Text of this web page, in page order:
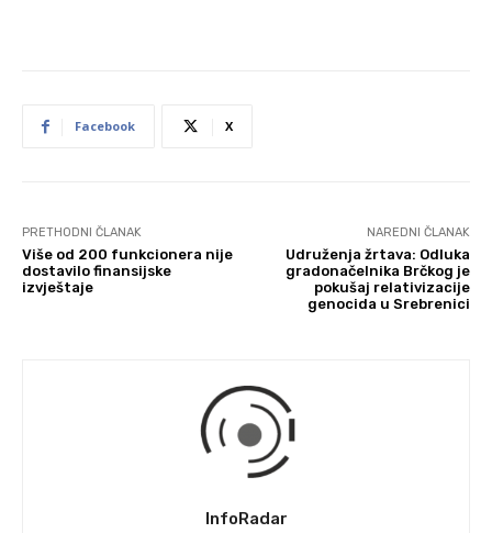
Facebook X
PRETHODNI ČLANAK
Više od 200 funkcionera nije
dostavilo finansijske
izvještaje
NAREDNI ČLANAK
Udruženja žrtava: Odluka
gradonačelnika Brčkog je
pokušaj relativizacije
genocida u Srebrenici
InfoRadar